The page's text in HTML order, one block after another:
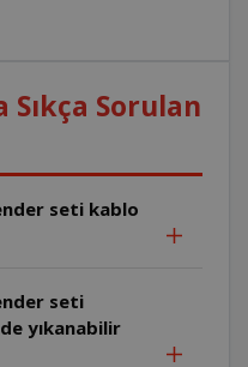
Sorulan
seti kablo
seti
yıkanabilir